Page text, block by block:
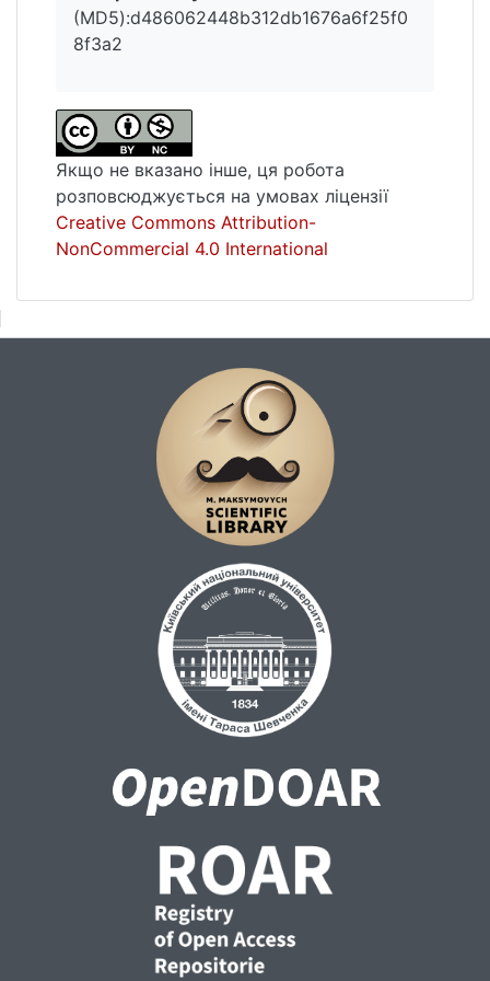
(MD5):d486062448b312db1676a6f25f0
8f3a2
Якщо не вказано інше, ця робота
розповсюджується на умовах ліцензії
Creative Commons Attribution-
NonCommercial 4.0 International